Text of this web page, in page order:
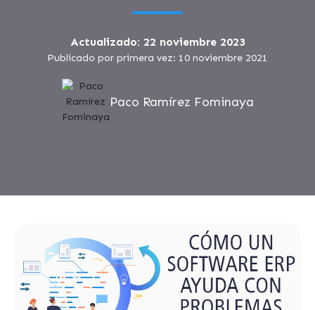
Actualizado: 22 noviembre 2023
Publicado por primera vez: 10 noviembre 2021
Paco Ramírez Fominaya